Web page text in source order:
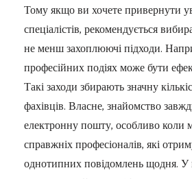
Тому якщо ви хочете привернути
спеціалістів, рекомендується
не менш захоплюючі підходи.
професійних подіях може бути
Такі заходи збирають значну
фахівців. Власне, знайомство
електронну пошту, особливо коли
справжніх професіоналів, які
однотипних повідомлень щодня.